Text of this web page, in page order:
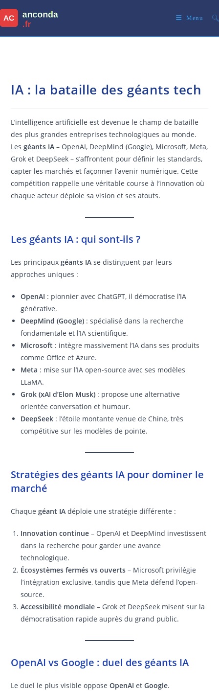
to
content
Menu
IA : la bataille des géants tech
L’intelligence artificielle est devenue le champ de bataille
des plus grandes entreprises technologiques au monde.
Lesgéants IA – OpenAI, DeepMind (Google), Microsoft, Meta,
Grok et DeepSeek – s’affrontent pour définir les standards,
capter les marchés et façonner l’avenir numérique. Cette
compétition rappelle une véritable course à l’innovation où
chaque acteur déploie sa vision et ses atouts.
Les géants IA : qui sont-ils ?
Les principauxgéants IA se distinguent par leurs
approches uniques :
OpenAI : pionnier avec ChatGPT, il démocratise l’IA
générative.
DeepMind (Google) : spécialisé dans la recherche
fondamentale et l’IA scientifique.
Microsoft : intègre massivement l’IA dans ses produits
comme Office et Azure.
Meta : mise sur l’IA open-source avec ses modèles
LLaMA.
Grok (xAI d’Elon Musk) : propose une alternative
orientée conversation et humour.
DeepSeek : l’étoile montante venue de Chine, très
compétitive sur les modèles de pointe.
Stratégies des géants IA pour dominer le
marché
Chaquegéant IA déploie une stratégie différente :
Innovation continue – OpenAI et DeepMind investissent
dans la recherche pour garder une avance
technologique.
Écosystèmes fermés vs ouverts – Microsoft privilégie
l’intégration exclusive, tandis que Meta défend l’open-
source.
Accessibilité mondiale – Grok et DeepSeek misent sur la
démocratisation rapide auprès du grand public.
OpenAI vs Google : duel des géants IA
Le duel le plus visible opposeOpenAI etGoogle.